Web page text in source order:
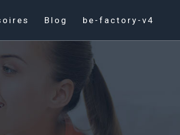
Blog be-factory-v4